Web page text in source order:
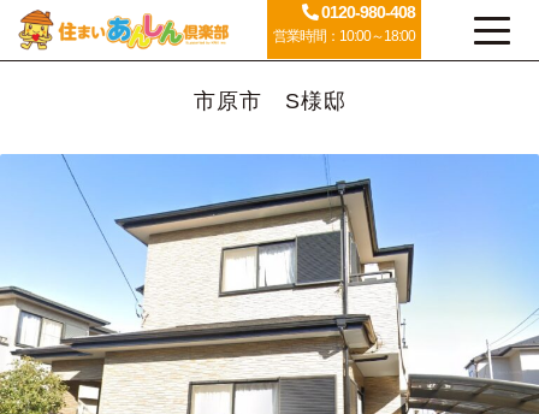
0120-980-408
営業時間：10:00～18:00
市原市 S様邸